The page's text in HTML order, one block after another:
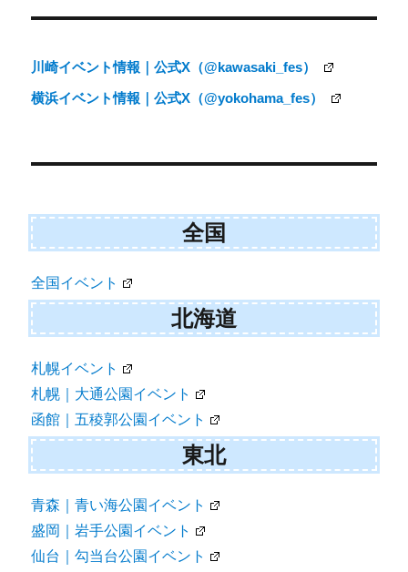
稿
ナ
ビ
ー
ョ
川崎イベント情報｜公式X（@kawasaki_fes）
横浜イベント情報｜公式X（@yokohama_fes）
全国
全国イベント
北海道
札幌イベント
札幌｜大通公園イベント
函館｜五稜郭公園イベント
東北
青森｜青い海公園イベント
盛岡｜岩手公園イベント
仙台｜勾当台公園イベント